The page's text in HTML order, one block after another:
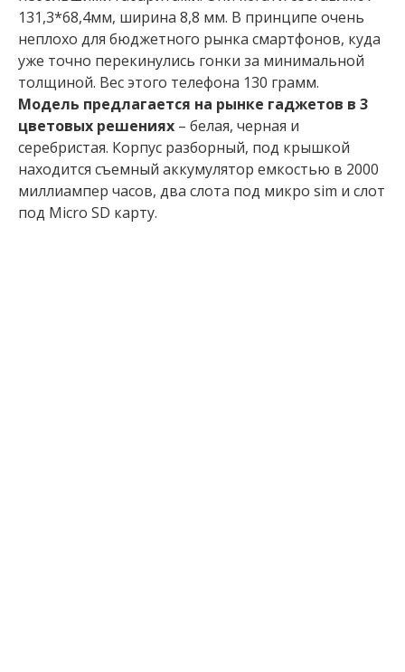
131,3*68,4мм, ширина 8,8 мм. В принципе очень
неплохо для бюджетного рынка смартфонов, куда
уже точно перекинулись гонки за минимальной
толщиной. Вес этого телефона 130 грамм.
Модель предлагается на рынке гаджетов в 3
цветовых решениях – белая, черная и
серебристая. Корпус разборный, под крышкой
находится съемный аккумулятор емкостью в 2000
миллиампер часов, два слота под микро sim и слот
под Micro SD карту.